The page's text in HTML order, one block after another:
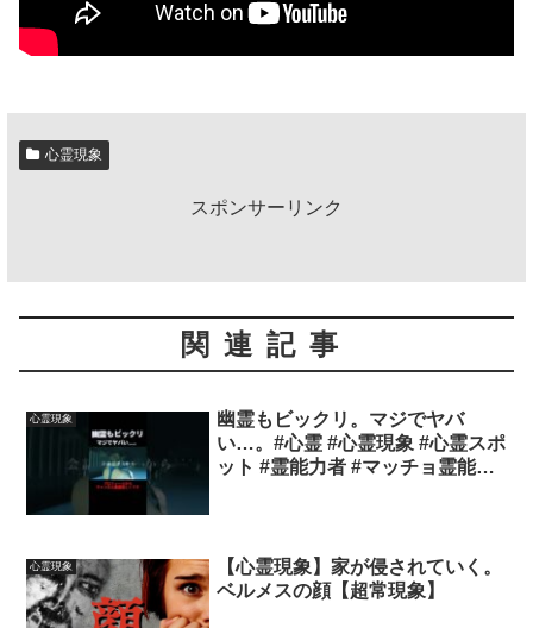
心霊現象
スポンサーリンク
関連記事
心霊現象
幽霊もビックリ。マジでヤバ
い…。#心霊 #心霊現象 #心霊スポ
ット #霊能力者 #マッチョ霊能力
心霊現象
【心霊現象】家が侵されていく。
ベルメスの顔【超常現象】